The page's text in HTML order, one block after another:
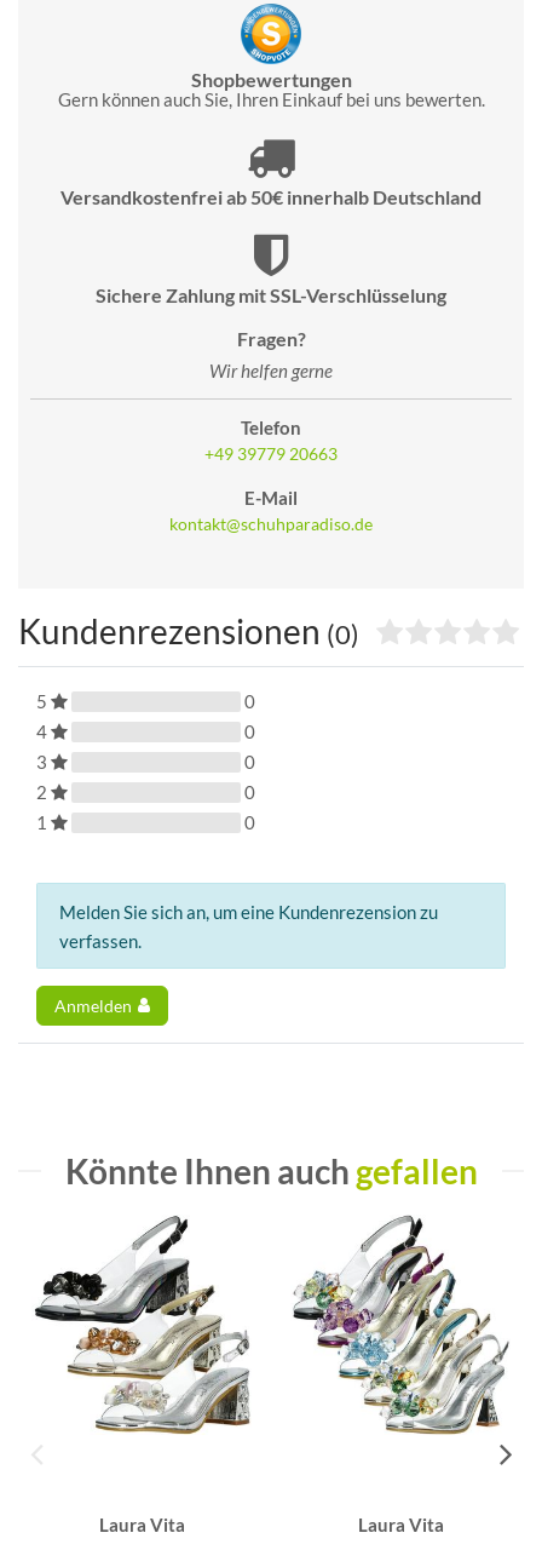
Shopbewertungen
Gern können auch Sie, Ihren Einkauf bei uns bewerten.
Versandkostenfrei ab 50€ innerhalb Deutschland
Sichere Zahlung mit SSL-Verschlüsselung
Fragen?
Wir helfen gerne
Telefon
+49 39779 20663
E-Mail
kontakt@schuhparadiso.de
Kundenrezensionen (0)
5
0
4
0
3
0
2
0
1
0
Melden Sie sich an, um eine Kundenrezension zu
verfassen.
Anmelden
Könnte Ihnen auch gefallen
Laura Vita Laura Vita